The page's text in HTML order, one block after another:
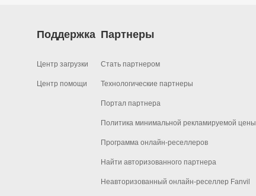
Поддержка
Центр загрузки
Центр помощи
Партнеры
Стать партнером
Технологические партнеры
Портал партнера
Политика минимальной рекламируемой цены
Программа онлайн-реселлеров
Найти авторизованного партнера
Неавторизованный онлайн-реселлер Fanvil